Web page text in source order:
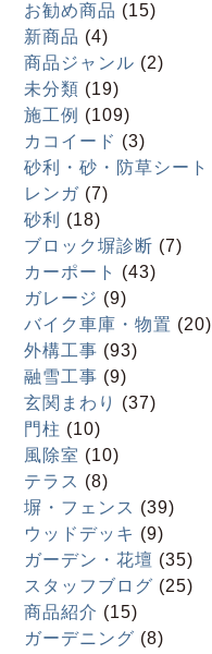
お勧め商品 (15)
新商品 (4)
商品ジャンル (2)
未分類 (19)
施工例 (109)
カコイード (3)
砂利・砂・防草シート
レンガ (7)
砂利
(18)
ブロック塀診断 (7)
カーポート
(43)
ガレージ (9)
バイク車庫・物置 (20)
外構工事 (93)
融雪工事 (9)
玄関まわり
(37)
門柱 (10)
風除室 (10)
テラス (8)
塀・フェンス (39)
ウッドデッキ (9)
ガーデン・花壇 (35)
スタッフブログ (25)
商品紹介 (15)
ガーデニング (8)